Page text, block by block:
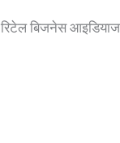
रिटेल बिजनेस